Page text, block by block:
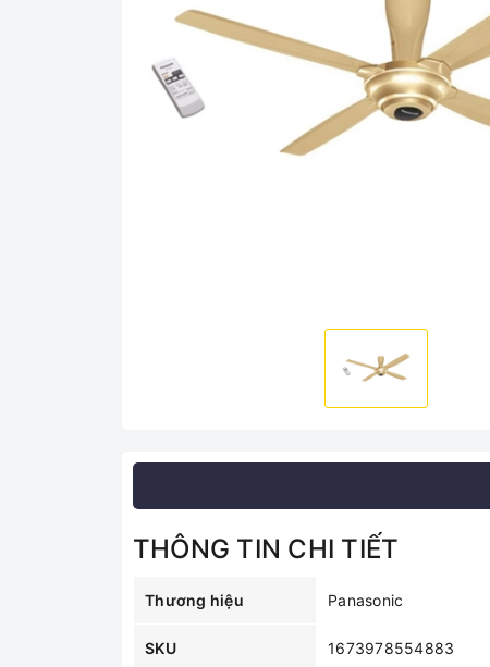
THÔNG TIN CHI TIẾT
Thương hiệu Panasonic
SKU 1673978554883